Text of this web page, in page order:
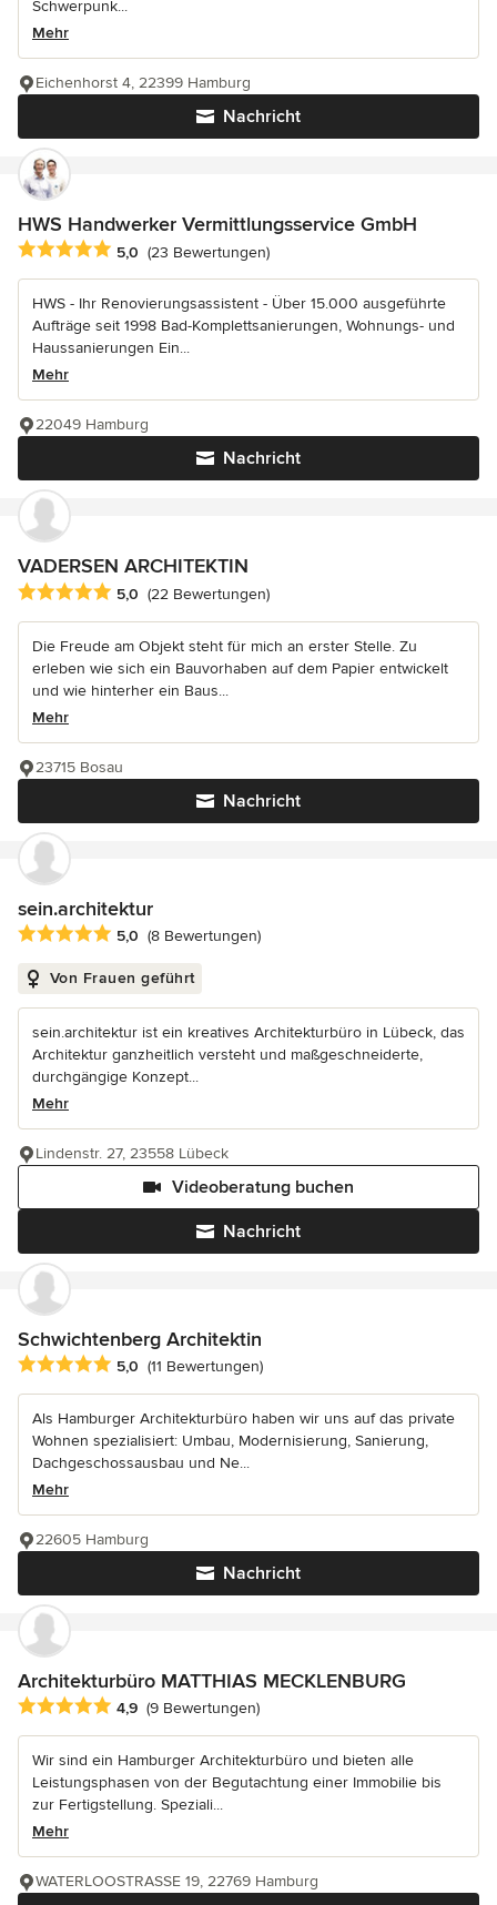
Schwerpunk...
Mehr
Nachricht
Eichenhorst 4, 22399 Hamburg
HWS Handwerker Vermittlungsservice GmbH
Durchschnittliche Bewertung: 5 von 5 Sternen
5,0 (23 Bewertungen)
HWS - Ihr Renovierungsassistent - Über 15.000 ausgeführte
Aufträge seit 1998 Bad-Komplettsanierungen, Wohnungs- und
Haussanierungen Ein...
Mehr
Nachricht
22049 Hamburg
VADERSEN ARCHITEKTIN
Durchschnittliche Bewertung: 5 von 5 Sternen
5,0 (22 Bewertungen)
Die Freude am Objekt steht für mich an erster Stelle. Zu
erleben wie sich ein Bauvorhaben auf dem Papier entwickelt
und wie hinterher ein Baus...
Mehr
Nachricht
23715 Bosau
sein.architektur
Durchschnittliche Bewertung: 5 von 5 Sternen
5,0 (8 Bewertungen)
Von Frauen geführt
sein.architektur ist ein kreatives Architekturbüro in Lübeck, das
Architektur ganzheitlich versteht und maßgeschneiderte,
durchgängige Konzept...
Mehr
Nachricht
Videoberatung buchen
Lindenstr. 27, 23558 Lübeck
Schwichtenberg Architektin
Durchschnittliche Bewertung: 5 von 5 Sternen
5,0 (11 Bewertungen)
Als Hamburger Architekturbüro haben wir uns auf das private
Wohnen spezialisiert: Umbau, Modernisierung, Sanierung,
Dachgeschossausbau und Ne...
Mehr
Nachricht
22605 Hamburg
Architekturbüro MATTHIAS MECKLENBURG
Durchschnittliche Bewertung: 4.9 von 5 Sternen
4,9 (9 Bewertungen)
Wir sind ein Hamburger Architekturbüro und bieten alle
Leistungsphasen von der Begutachtung einer Immobilie bis
zur Fertigstellung. Speziali...
Mehr
WATERLOOSTRASSE 19, 22769 Hamburg